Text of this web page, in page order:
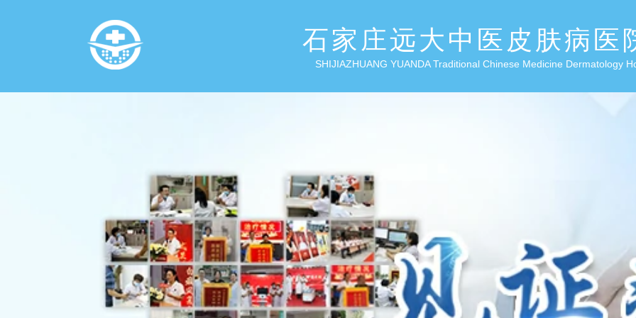
石家庄远大中医皮肤病医
SHIJIAZHUANG YUANDA Traditional Chinese Medicine Dermatology